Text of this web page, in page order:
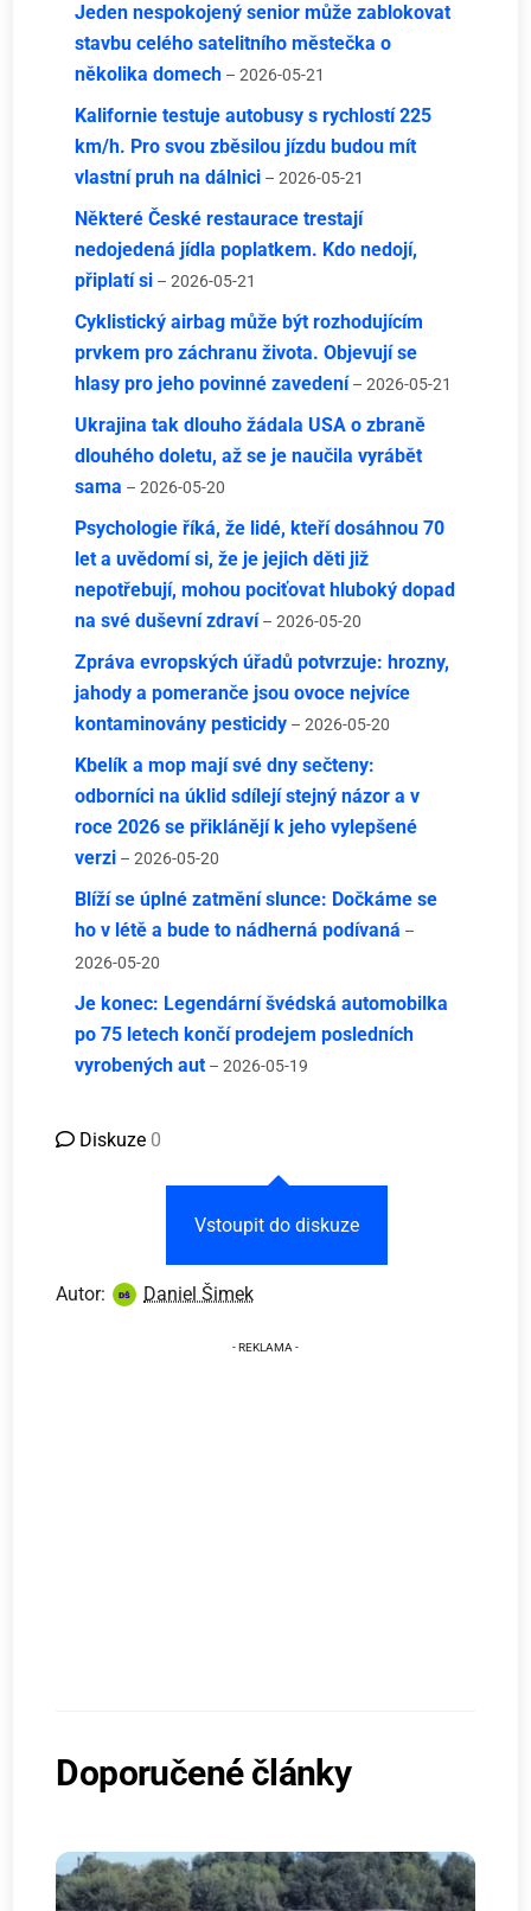
Jeden nespokojený senior může zablokovat
stavbu celého satelitního městečka o
několika domech – 2026-05-21
Kalifornie testuje autobusy s rychlostí 225
km/h. Pro svou zběsilou jízdu budou mít
vlastní pruh na dálnici – 2026-05-21
Některé České restaurace trestají
nedojedená jídla poplatkem. Kdo nedojí,
připlatí si – 2026-05-21
Cyklistický airbag může být rozhodujícím
prvkem pro záchranu života. Objevují se
hlasy pro jeho povinné zavedení – 2026-05-21
Ukrajina tak dlouho žádala USA o zbraně
dlouhého doletu, až se je naučila vyrábět
sama – 2026-05-20
Psychologie říká, že lidé, kteří dosáhnou 70
let a uvědomí si, že je jejich děti již
nepotřebují, mohou pociťovat hluboký dopad
na své duševní zdraví – 2026-05-20
Zpráva evropských úřadů potvrzuje: hrozny,
jahody a pomeranče jsou ovoce nejvíce
kontaminovány pesticidy – 2026-05-20
Kbelík a mop mají své dny sečteny:
odborníci na úklid sdílejí stejný názor a v
roce 2026 se přiklánějí k jeho vylepšené
verzi – 2026-05-20
Blíží se úplné zatmění slunce: Dočkáme se
ho v létě a bude to nádherná podívaná –
2026-05-20
Je konec: Legendární švédská automobilka
po 75 letech končí prodejem posledních
vyrobených aut – 2026-05-19
Diskuze 0
Vstoupit do diskuze
Autor: Daniel Šimek
Doporučené články